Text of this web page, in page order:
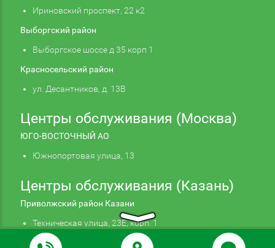
Ириновский проспект, 22 к2
Выборгский район
Выборгское шоссе д 35 корп 1
Красносельский район
ул. Десантников, д. 13В
Центры обслуживания (Москва)
ЮГО-ВОСТОЧНЫЙ АО
Южнопортовая улица, 13
Центры обслуживания (Казань)
Приволжский район Казани
Техническая улица, 23Е, корп. 1
Подтверждаю
Продолжая использовать наш сайт, вы даете